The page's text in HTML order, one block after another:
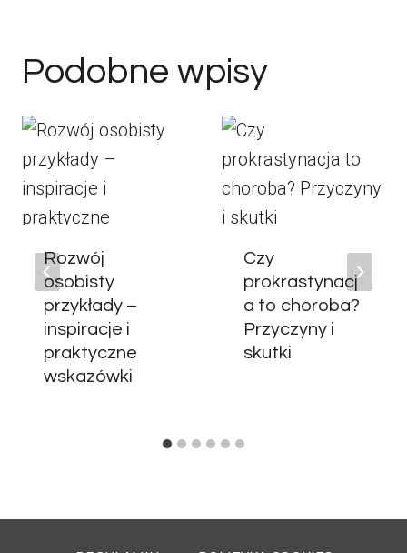
Podobne wpisy
Rozwój
osobisty
przykłady –
inspiracje i
praktyczne
wskazówki
Czy
prokrastynacj
a to choroba?
Przyczyny i
skutki